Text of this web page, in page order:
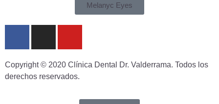
Melanyc Eyes
Copyright © 2020 Clínica Dental Dr. Valderrama. Todos los
derechos reservados.